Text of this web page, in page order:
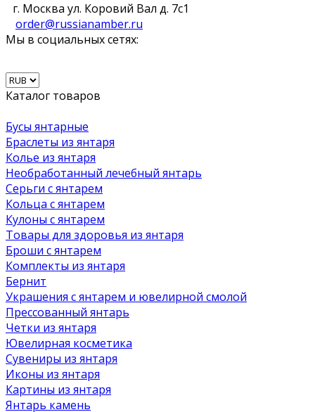
г. Москва ул. Коровий Вал д. 7с1
order@russianamber.ru
Мы в социальных сетях:
Каталог товаров
Бусы янтарные
Браслеты из янтаря
Колье из янтаря
Необработанный лечебный янтарь
Серьги с янтарем
Кольца с янтарем
Кулоны с янтарем
Товары для здоровья из янтаря
Броши с янтарем
Комплекты из янтаря
Бернит
Украшения с янтарем и ювелирной смолой
Прессованный янтарь
Четки из янтаря
Ювелирная косметика
Сувениры из янтаря
Иконы из янтаря
Картины из янтаря
Янтарь камень